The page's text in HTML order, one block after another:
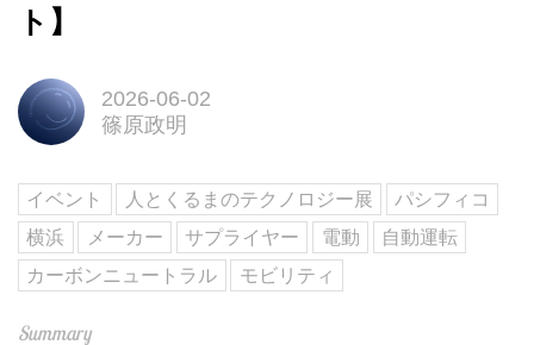
ト】
2026-06-02
篠原政明
イベント 人とくるまのテクノロジー展
パシフィコ
横浜
メーカー サプライヤー 電動
自動運転
カーボンニュートラル
モビリティ